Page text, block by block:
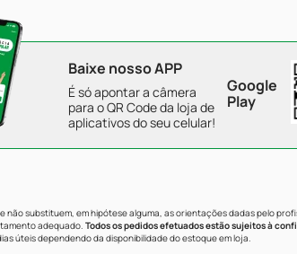
Baixe nosso APP
É só apontar a câmera
para o QR Code da loja de
aplicativos do seu celular!
Google
Play
substituem, em hipótese alguma, as orientações dadas pelo
adequado. Todos os pedidos efetuados estão sujeitos à
úteis dependendo da disponibilidade do estoque em loja.